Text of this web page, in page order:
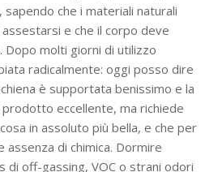
che i materiali naturali
e che il corpo deve
molti giorni di utilizzo
radicalmente: oggi posso dire
è supportata benissimo e la
eccellente, ma richiede
in assoluto più bella, e che per
di chimica. Dormire
di off-gassing, VOC o strani odori